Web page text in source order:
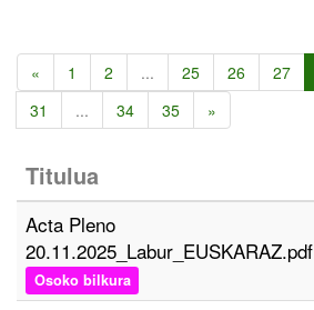
« 1 2 ... 25 26 27
31
... 34 35 »
Titulua
Acta Pleno
20.11.2025_Labur_EUSKARAZ.pdf
Osoko bilkura